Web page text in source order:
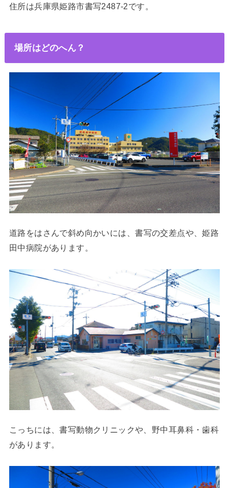
住所は兵庫県姫路市書写2487‐2です。
場所はどのへん？
道路 をはさんで斜め向かいには、書写の交差点や、姫路
田中病院があります。
こっちには、書写動物クリニックや、野中耳鼻科・歯科
があります。